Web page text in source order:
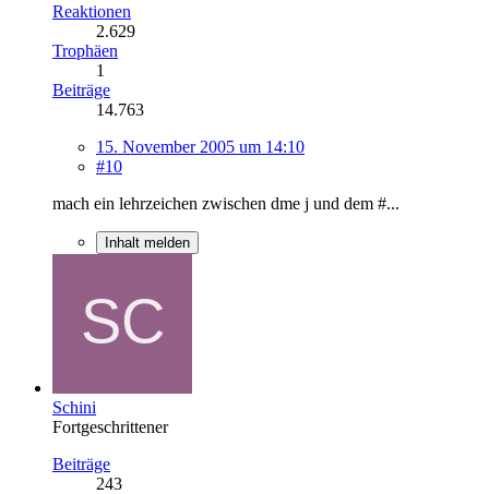
Reaktionen
2.629
Trophäen
1
Beiträge
14.763
15. November 2005 um 14:10
#10
mach ein lehrzeichen zwischen dme j und dem #...
Inhalt melden
Schini
Fortgeschrittener
Beiträge
243